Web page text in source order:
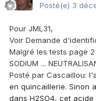
Posté(e) 3
Pour JML31,
Voir Demande
Malgré les tests page 2
SODIUM ...
Posté par Cascaillou:
en quincaillerie. Sinon
dans H2SO4, cet